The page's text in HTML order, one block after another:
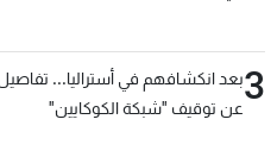
3بعد انكشافهم في أستراليا...
عن توقيف "شبكة الكوكايين"